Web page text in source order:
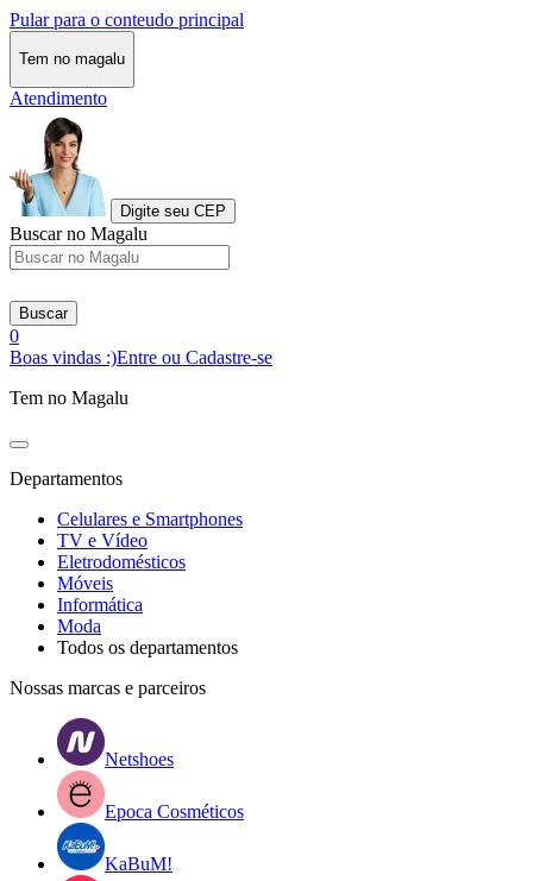
Pular para o conteudo principal
Tem no magalu
Atendimento
Digite seu CEP
Buscar no Magalu
Buscar
0
Boas vindas :)Entre ou Cadastre-se
Tem no Magalu
Departamentos
Celulares e Smartphones
TV e Vídeo
Eletrodomésticos
Móveis
Informática
Moda
Todos os departamentos
Nossas marcas e parceiros
Netshoes
Epoca Cosméticos
KaBuM!